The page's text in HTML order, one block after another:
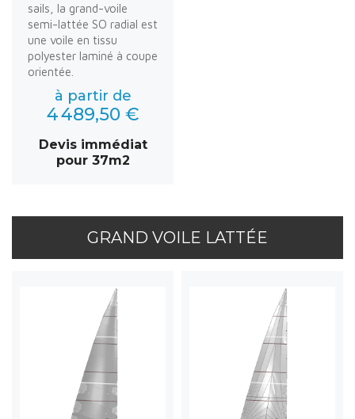
sails, la grand-voile
semi-lattée SO radial est
une voile en tissu
polyester laminé à coupe
orientée.
à partir de
4 489,50 €
Devis immédiat
pour 37m2
GRAND VOILE LATTÉE